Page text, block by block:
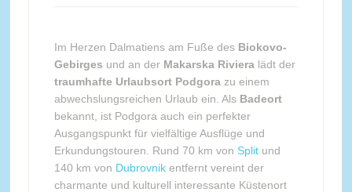
Im Herzen Dalmatiens am Fuße des Biokovo-
Gebirges und an der Makarska Rivieralädt der
traumhafte Urlaubsort Podgorazu einem
abwechslungsreichen Urlaub ein. Als Badeort
bekannt, ist Podgora auch ein perfekter
Ausgangspunkt für vielfältige Ausflüge und
Erkundungstouren. Rund 70 km von Splitund
140 km von Dubrovnikentfernt vereint der
charmante und kulturell interessante Küstenort